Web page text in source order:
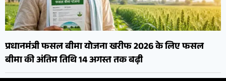
प्रधानमंत्री फसल बीमा योजना खरीफ 2026 के लिए फसल
बीमा की अंतिम तिथि 14 अगस्त तक बढ़ी